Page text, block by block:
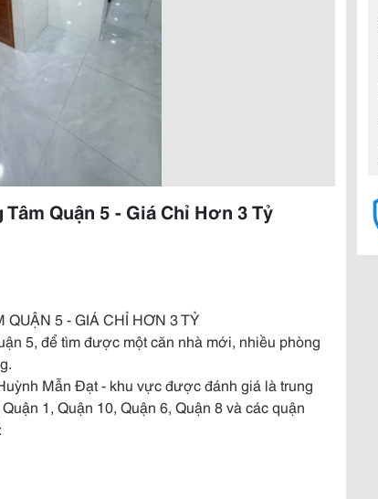
Quận 5 - Giá Chỉ Hơn 3 Tỷ
QUẬN 5 - GIÁ CHỈ HƠN 3 TỶ
5, để tìm được một căn nhà mới, nhiều phòng
Mẫn Đạt - khu vực được đánh giá là trung
1, Quận 10, Quận 6, Quận 8 và các quận